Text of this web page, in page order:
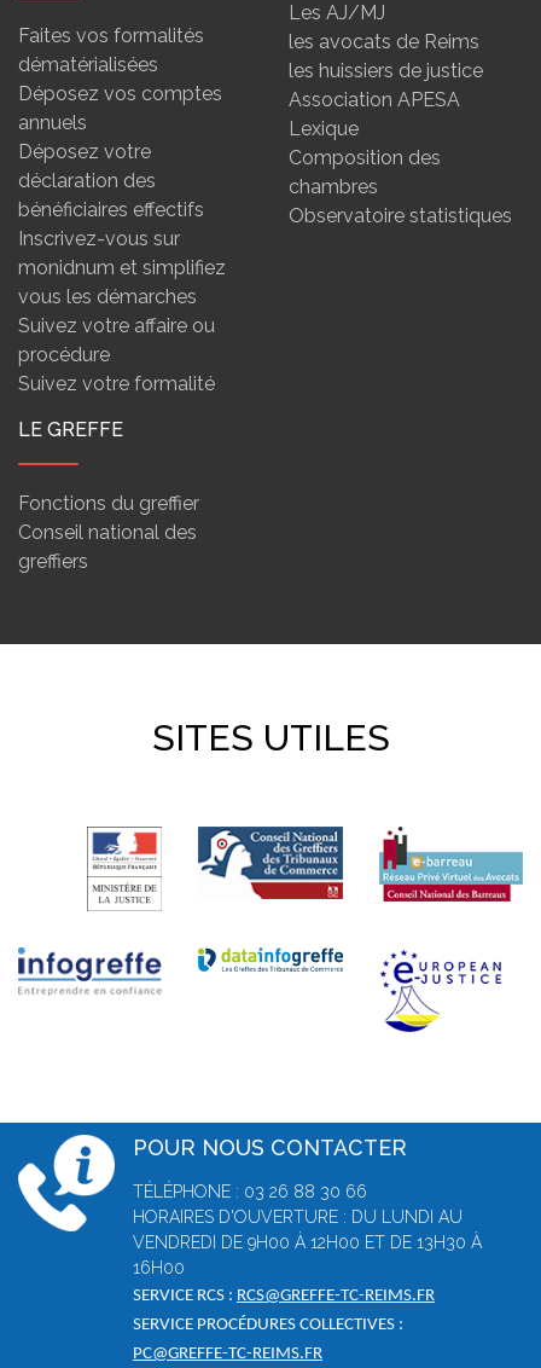
Faites vos formalités
dématérialisées
Déposez vos comptes
annuels
Déposez votre
déclaration des
bénéficiaires effectifs
Inscrivez-vous sur
monidnum et simplifiez
vous les démarches
Suivez votre affaire ou
procédure
Suivez votre formalité
Les AJ/MJ
les avocats de Reims
les huissiers de justice
Association APESA
Lexique
Composition des
chambres
Observatoire statistiques
LE GREFFE
Fonctions du greffier
Conseil national des
greffiers
SITES UTILES
POUR NOUS CONTACTER
TÉLÉPHONE : 03 26 88 30 66
HORAIRES D'OUVERTURE : DU LUNDI AU
VENDREDI DE 9H00 À 12H00 ET DE 13H30 À
16H00
SERVICE RCS : RCS@GREFFE-TC-REIMS.FR
SERVICE PROCÉDURES COLLECTIVES :
PC@GREFFE-TC-REIMS.FR